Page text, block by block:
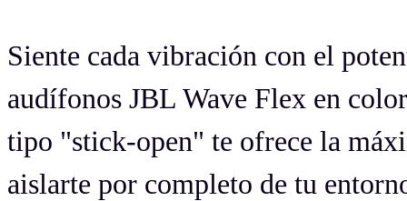
Siente cada vibración con el
audífonos JBL Wave Flex en
tipo "stick-open" te ofrece la
aislarte por completo de tu